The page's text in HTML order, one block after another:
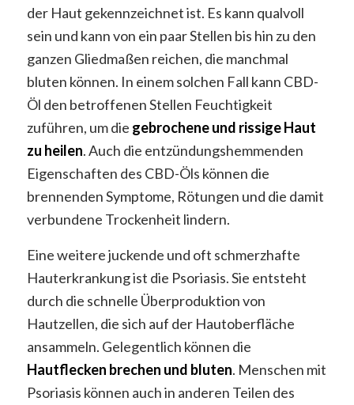
der Haut gekennzeichnet ist. Es kann qualvoll
sein und kann von ein paar Stellen bis hin zu den
ganzen Gliedmaßen reichen, die manchmal
bluten können. In einem solchen Fall kann CBD-
Öl den betroffenen Stellen Feuchtigkeit
zuführen, um die gebrochene und rissige Haut
zu heilen. Auch die entzündungshemmenden
Eigenschaften des CBD-Öls können die
brennenden Symptome, Rötungen und die damit
verbundene Trockenheit lindern.
Eine weitere juckende und oft schmerzhafte
Hauterkrankung ist die Psoriasis. Sie entsteht
durch die schnelle Überproduktion von
Hautzellen, die sich auf der Hautoberfläche
ansammeln. Gelegentlich können die
Hautflecken brechen und bluten. Menschen mit
Psoriasis können auch in anderen Teilen des